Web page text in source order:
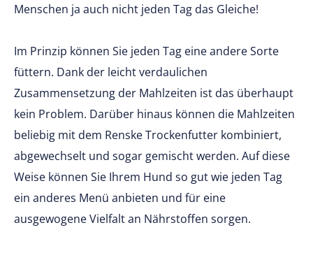
Menschen ja auch nicht jeden Tag das Gleiche!
Im Prinzip können Sie jeden Tag eine andere Sorte
füttern. Dank der leicht verdaulichen
Zusammensetzung der Mahlzeiten ist das überhaupt
kein Problem. Darüber hinaus können die Mahlzeiten
beliebig mit dem Renske Trockenfutter kombiniert,
abgewechselt und sogar gemischt werden. Auf diese
Weise können Sie Ihrem Hund so gut wie jeden Tag
ein anderes Menü anbieten und für eine
ausgewogene Vielfalt an Nährstoffen sorgen.